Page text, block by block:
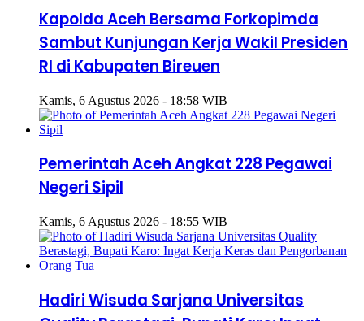
Kapolda Aceh Bersama Forkopimda
Sambut Kunjungan Kerja Wakil Presiden
RI di Kabupaten Bireuen
Kamis, 6 Agustus 2026 - 18:58 WIB
Pemerintah Aceh Angkat 228 Pegawai
Negeri Sipil
Kamis, 6 Agustus 2026 - 18:55 WIB
Hadiri Wisuda Sarjana Universitas